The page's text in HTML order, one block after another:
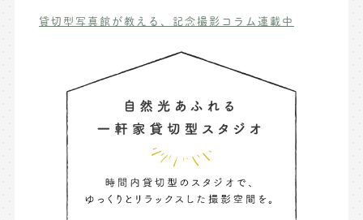
貸切型写真館が教える、記念撮影コラム連載中